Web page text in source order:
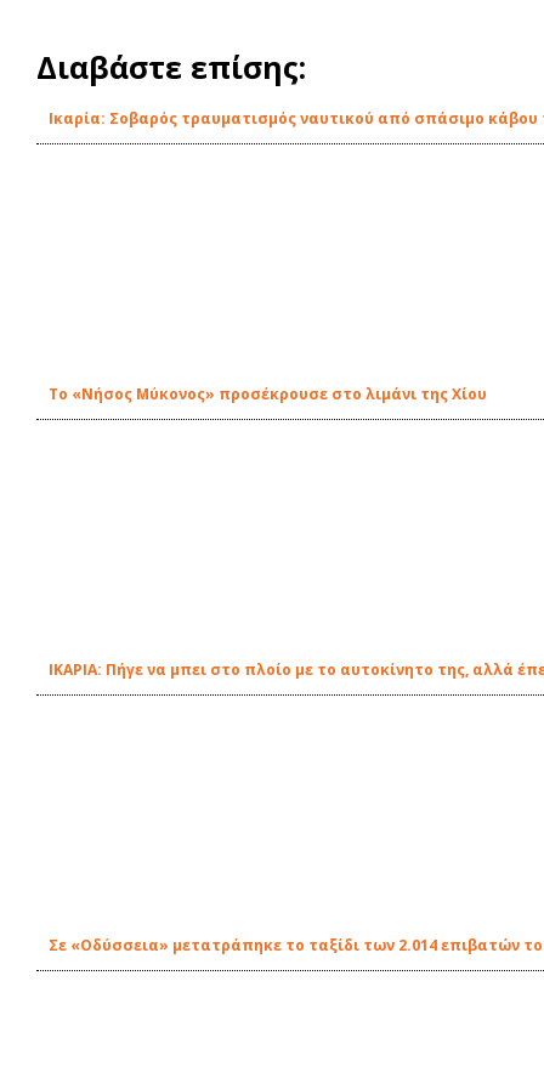
Διαβάστε επίσης:
Ικαρία: Σοβαρός τραυματισμός ναυτικού από σπάσιμο
Το «Νήσος Μύκονος» προσέκρουσε στο λιμάνι της Χίου
ΙΚΑΡΙΑ: Πήγε να μπει στο πλοίο με το αυτοκίνητο της, αλλά
Σε «Οδύσσεια» μετατράπηκε το ταξίδι των 2.014 επιβατών